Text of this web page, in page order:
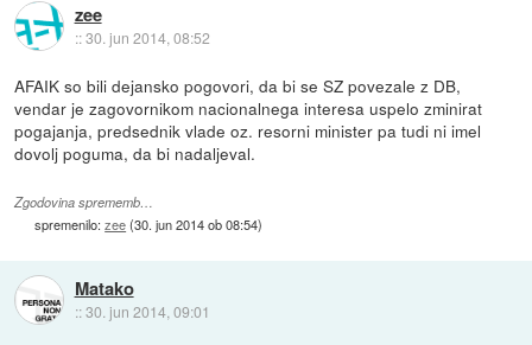
zee
::30. jun 2014, 08:52
AFAIK so bili dejansko pogovori, da bi se SZ povezale z DB,
vendar je zagovornikom nacionalnega interesa uspelo zminirat
pogajanja, predsednik vlade oz. resorni minister pa tudi ni imel
dovolj poguma, da bi nadaljeval.
Zgodovina sprememb…
spremenilo:zee(30. jun 2014 ob 08:54)
Matako
::30. jun 2014, 09:01